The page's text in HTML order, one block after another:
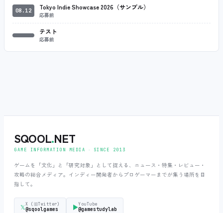
08.12 Tokyo Indie Showcase 2026（サンプル）
応募前
テスト
応募前
SQOOL.NET
GAME INFORMATION MEDIA ‧ SINCE 2013
ゲームを「文化」と「研究対象」として捉える、ニュース・特集・レビュー・
攻略の総合メディア。インディー開発者からプロゲーマーまでが集う場所を目
指して。
𝕏X (旧Twitter)
@sqoolgames ▶YouTube
@gamestudylab